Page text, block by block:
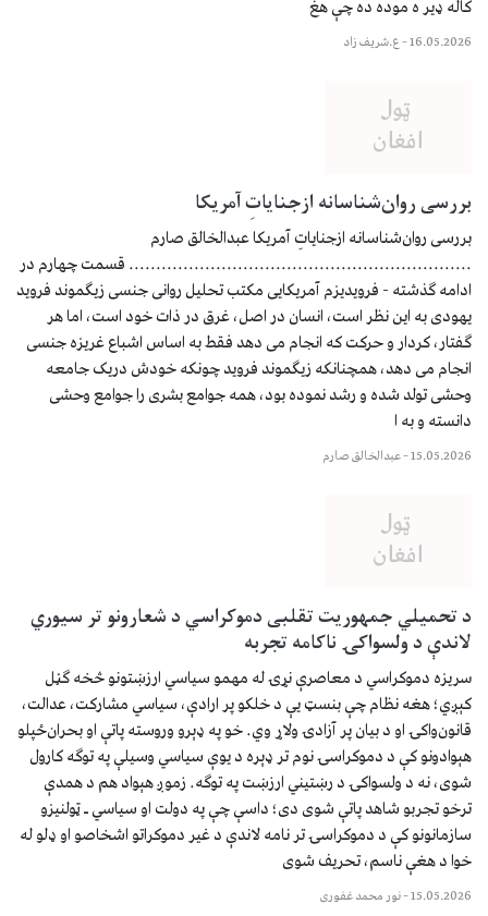
کاله ډیر ه موده ده چې هغ
16.05.2026
–ع.شریف زاد
بررسی روان‌شناسانه ازجنایاتِ آمریکا
بررسی روان‌شناسانه ازجنایاتِ آمریکا عبدالخالق صارم
............................................................... قسمت چهارم در
ادامه گذشته - فرویدیزم آمریکایی مکتب تحليل روانی جنسى زيگموند فرويد
يهودى به اين نظر است، انسان در اصل، غرق در ذات خود است، اما هر
گفتار، کردار و حرکت که انجام مى دهد فقط به اساس اشباع غريزه جنسى
انجام مى دهد، همچنانکه زيگموند فرويد چونکه خودش دريک جامعه
وحشی تولد شده و رشد نموده بود، همه جوامع بشری را جوامع وحشى
دانسته و به ا
15.05.2026
–عبدالخالق صارم
د تحمیلي جمهوریت تقلبی دموکراسي د شعارونو تر سیوري
لاندې د ولسواکۍ ناکامه تجربه
سریزه دموکراسي د معاصرې نړۍ له مهمو سیاسي ارزښتونو څخه ګڼل
کېږي؛ هغه نظام چې بنسټ یې د خلکو پر ارادې، سیاسي مشارکت، عدالت،
قانون‌واکۍ او د بیان پر آزادۍ ولاړ وي. خو په ډېرو وروسته پاتې او بحران‌ځپلو
هېوادونو کې د دموکراسۍ نوم تر ډېره د یوې سیاسي وسیلې په توګه کارول
شوی، نه د ولسواکۍ د رښتیني ارزښت په توګه. زموږ هېواد هم د همدې
ترخو تجربو شاهد پاتې شوی دی؛ داسې چې په دولت او سیاسي ـ ټولنیزو
سازمانونو کې د دموکراسۍ تر نامه لاندې د غیر دموکراتو اشخاصو او ډلو له
خوا د هغې ناسم، تحریف شوی
15.05.2026
–نور محمد غفوری